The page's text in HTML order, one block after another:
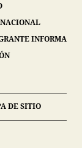
INFORMA
DE SITIO